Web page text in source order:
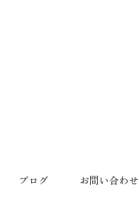
ブログ お問い合わせ